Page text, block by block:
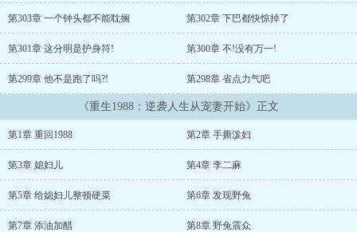
第303章 一个钟头都不能耽搁 第302章 下巴都快惊掉了
第301章 这分明是护身符! 第300章 不!没有万一!
第299章 他不是跑了吗?! 第298章 省点力气吧
《重生1988：逆袭人生从宠妻开始》正文
第1章 重回1988 第2章 手撕泼妇
第3章 媳妇儿 第4章 李二麻
第5章 给媳妇儿整顿硬菜 第6章 发现野兔
第7章 添油加醋 第8章 野兔震众